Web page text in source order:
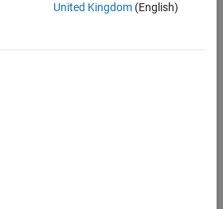
object for sink blocks,Sink.m.
object for source blocks,
will
United Kingdom(English)